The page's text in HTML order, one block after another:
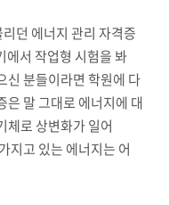
던 에너지 관리 자격증
에서 작업형 시험을 봐
신 분들이라면 학원에 다
은 말 그대로 에너지에 대
체로 상변화가 일어
지고 있는 에너지는 어